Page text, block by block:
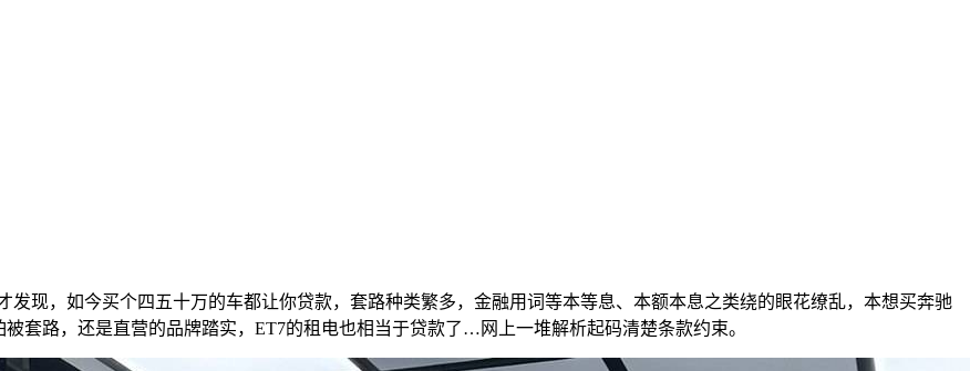
现，如今买个四五十万的车都让你贷款，套路种类繁多，金融用词等本等息、本额本息之类绕的眼花缭乱，本想买奔驰
套路，还是直营的品牌踏实，ET7的租电也相当于贷款了…网上一堆解析起码清楚条款约束。